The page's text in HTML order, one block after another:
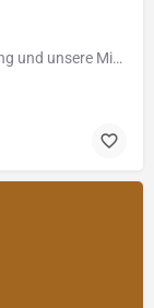
Wir schaffen Mehrwerte für die Stadt Germering und unsere Mitglieder